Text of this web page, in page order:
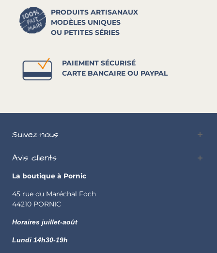
PRODUITS ARTISANAUX
MODÈLES UNIQUES
OU PETITES SÉRIES
PAIEMENT SÉCURISÉ
CARTE BANCAIRE OU PAYPAL
Suivez-nous
Avis clients
La boutique à Pornic
45 rue du Maréchal Foch
44210 PORNIC
Horaires juillet-août
Lundi 14h30-19h